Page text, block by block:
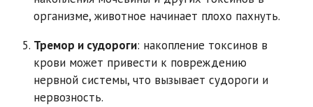
организме, животное начинает плохо пахнуть.
Тремор и судороги: накопление токсинов в
крови может привести к повреждению
нервной системы, что вызывает судороги и
нервозность.